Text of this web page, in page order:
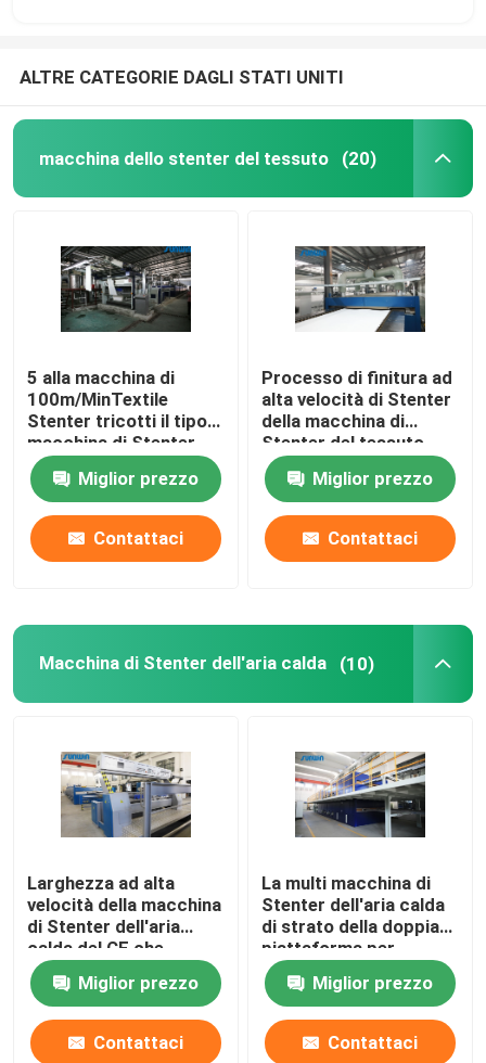
ALTRE CATEGORIE DAGLI STATI UNITI
macchina dello stenter del tessuto (20)
5 alla macchina di
100m/MinTextile
Stenter tricotti il tipo
macchina di Stenter
dell'aria calda del
vaporeMiglior prezzo
Contattaci
Processo di finitura ad
alta velocità di Stenter
della macchina di
Stenter del tessuto
dell'olio termico del
poliestereMiglior prezzo
Contattaci
Macchina di Stenter dell'aria calda (10)
Larghezza ad alta
velocità della macchina
di Stenter dell'aria
calda del CE che
tricotta tessuto che
finisce 2400mm
Miglior prezzo
Contattaci
La multi macchina di
Stenter dell'aria calda
di strato della doppia
piattaforma per
tricotta i tessuti
Miglior prezzo
Contattaci